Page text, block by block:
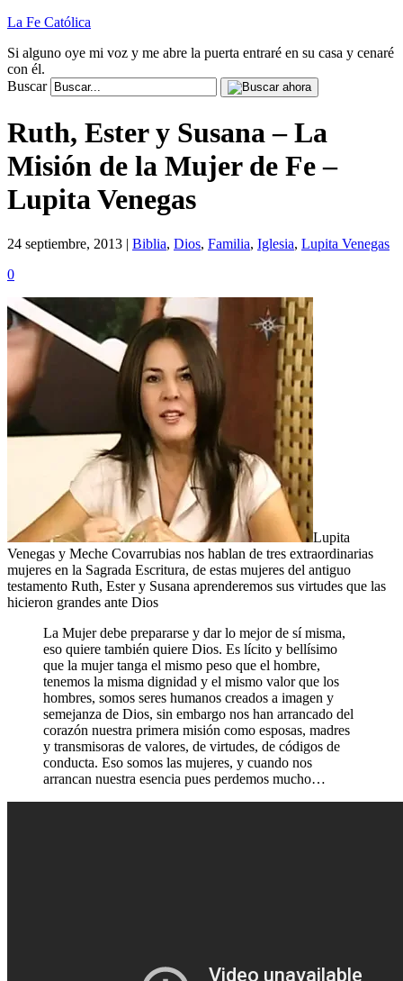
La Fe Católica
Si alguno oye mi voz y me abre la puerta entraré en su casa y cenaré
con él.
Buscar
Ruth, Ester y Susana – La
Misión de la Mujer de Fe –
Lupita Venegas
24 septiembre, 2013 | Biblia, Dios, Familia, Iglesia, Lupita Venegas
0
Lupita
Venegas y Meche Covarrubias nos hablan de tres extraordinarias
mujeres en la Sagrada Escritura, de estas mujeres del antiguo
testamento Ruth, Ester y Susana aprenderemos sus virtudes que las
hicieron grandes ante Dios
La Mujer debe prepararse y dar lo mejor de sí misma,
eso quiere también quiere Dios. Es lícito y bellísimo
que la mujer tanga el mismo peso que el hombre,
tenemos la misma dignidad y el mismo valor que los
hombres, somos seres humanos creados a imagen y
semejanza de Dios, sin embargo nos han arrancado del
corazón nuestra primera misión como esposas, madres
y transmisoras de valores, de virtudes, de códigos de
conducta. Eso somos las mujeres, y cuando nos
arrancan nuestra esencia pues perdemos mucho…